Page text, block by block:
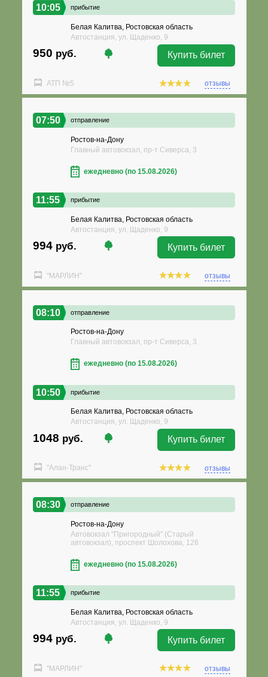
10:05 прибытие
Белая Калитва, Ростовская область
Автостанция, ул. Щаденко, 9
950 руб. Купить билет
АТП №5 отзывы
07:50 отправление
Ростов-на-Дону
Главный автовокзал, пр-т Сиверса, 3
ежедневно (по 15.08.2026)
11:55 прибытие
Белая Калитва, Ростовская область
Автостанция, ул. Щаденко, 9
994 руб. Купить билет
"МАРЛИН" отзывы
08:10 отправление
Ростов-на-Дону
Главный автовокзал, пр-т Сиверса, 3
ежедневно (по 15.08.2026)
10:50 прибытие
Белая Калитва, Ростовская область
Автостанция, ул. Щаденко, 9
1048 руб. Купить билет
"Алан-Транс" отзывы
08:30 отправление
Ростов-на-Дону
Автовокзал "Пригородный" (Старый
автовокзал), проспект Шолохова, 126
ежедневно (по 15.08.2026)
11:55 прибытие
Белая Калитва, Ростовская область
Автостанция, ул. Щаденко, 9
994 руб. Купить билет
"МАРЛИН" отзывы